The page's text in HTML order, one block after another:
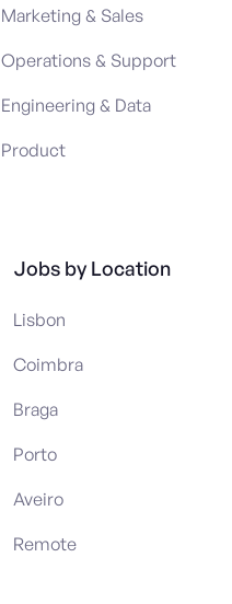
Marketing & Sales
Operations & Support
Engineering & Data
Product
Jobs by Location
Lisbon
Coimbra
Braga
Porto
Aveiro
Remote